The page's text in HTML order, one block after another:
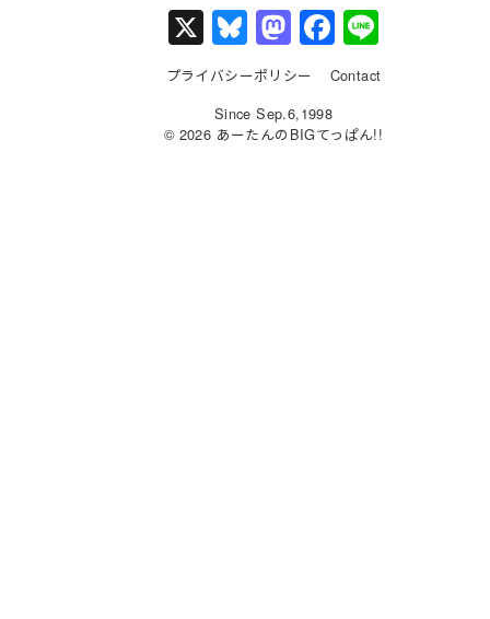
X Bl
u
e
s
M
a
st
o
F
a
c
e
プライバシーポリシー
Contact
Since Sep.6,1998
© 2026 あーたんのBIGてっぱん!!